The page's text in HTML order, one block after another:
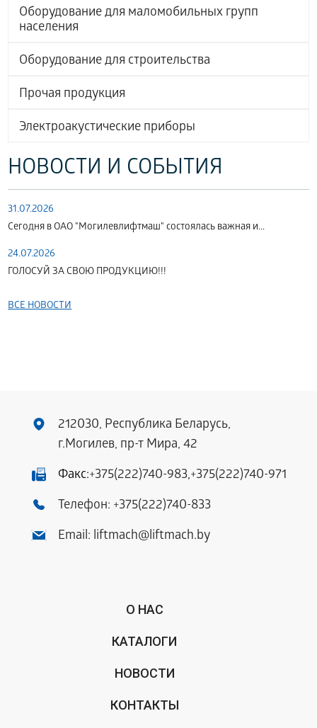
Оборудование для маломобильных групп
населения
Оборудование для строительства
Прочая продукция
Электроакустические приборы
НОВОСТИ И СОБЫТИЯ
31.07.2026
Сегодня в ОАО "Могилевлифтмаш" состоялась важная и...
24.07.2026
ГОЛОСУЙ ЗА СВОЮ ПРОДУКЦИЮ!!!
ВСЕ НОВОСТИ
212030, Республика Беларусь,
г.Могилев, пр-т Мира, 42
Факс:+375(222)740-983,+375(222)740-971
Телефон: +375(222)740-833
Email: liftmach@liftmach.by
О НАС
КАТАЛОГИ
НОВОСТИ
КОНТАКТЫ